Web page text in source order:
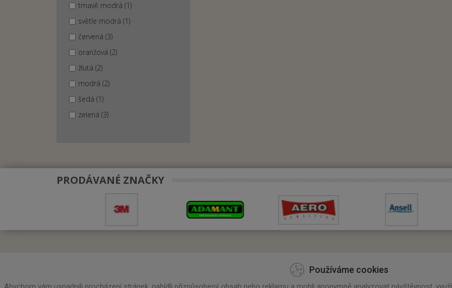
tmavě modrá (1)
světle modrá (1)
červená (3)
oranžová (2)
žlutá (2)
modrá (2)
šedá (1)
zelená (3)
PRODÁVANÉ ZNAČKY
Kontaktujte nás Užitečné informace
Používáme cookies